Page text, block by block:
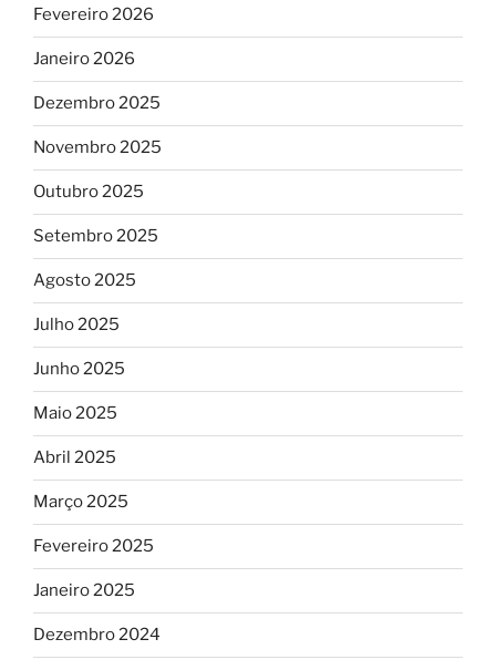
Fevereiro 2026
Janeiro 2026
Dezembro 2025
Novembro 2025
Outubro 2025
Setembro 2025
Agosto 2025
Julho 2025
Junho 2025
Maio 2025
Abril 2025
Março 2025
Fevereiro 2025
Janeiro 2025
Dezembro 2024